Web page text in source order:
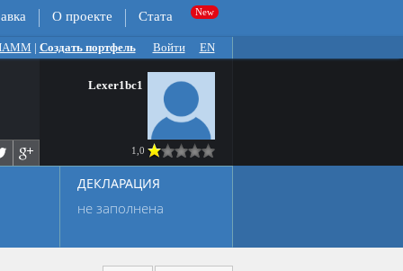
О проекте Стата
| Создать портфель Войти EN
Lexer1bc1
1,0
ДЕКЛАРАЦИЯ
не заполнена